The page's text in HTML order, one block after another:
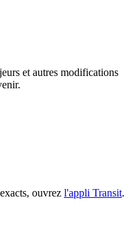
et autres modifications
ouvrez l'appli Transit.